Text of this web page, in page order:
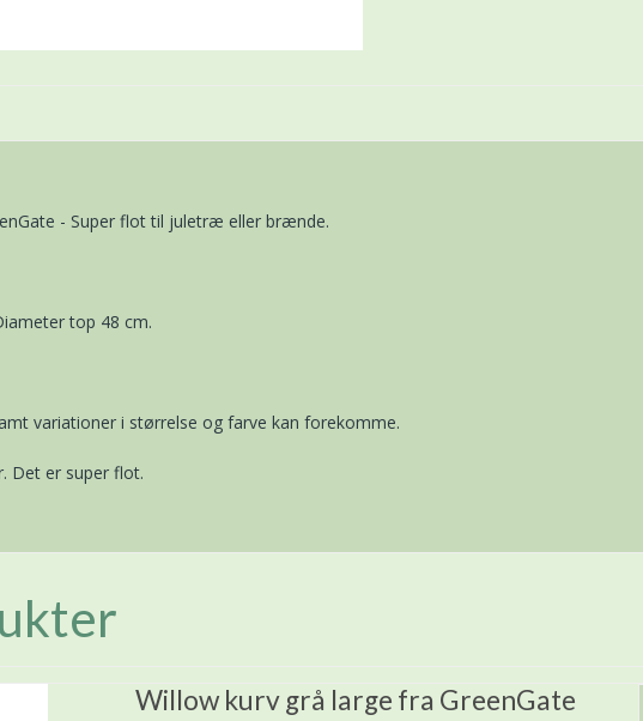
- Super flot til juletræ eller brænde.
top 48 cm.
variationer i størrelse og farve kan forekomme.
Det er super flot.
Willow kurv grå large fra GreenGate